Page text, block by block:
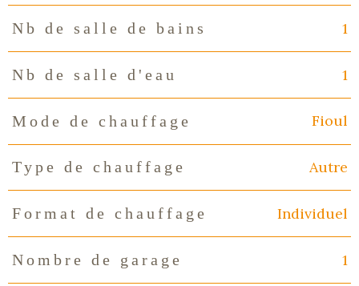
Nb de salle de bains 1
Nb de salle d'eau 1
Mode de chauffage Fioul
Type de chauffage Autre
Format de chauffage Individuel
Nombre de garage 1